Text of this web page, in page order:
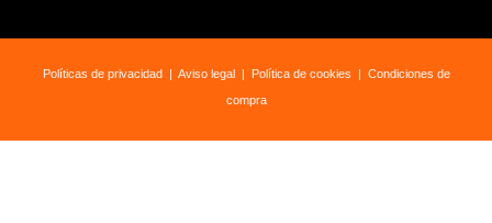
Políticas de privacidad| Aviso legal| Política de cookies | Condiciones de
compra